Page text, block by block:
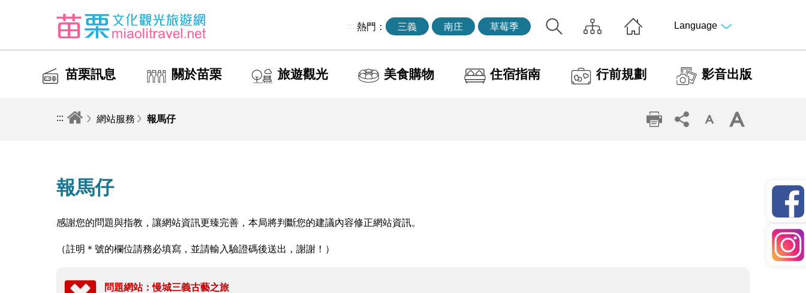
::: 熱門： 三義 南庄 草莓季 Language
苗栗訊息 關於苗栗 旅遊觀光 美食購物 住宿指南 行前規劃 影音出版
::: 網站服務 報馬仔
報馬仔
感謝您的問題與指教，讓網站資訊更臻完善，本局將判斷您的建議內容修正網站資訊。
（註明＊號的欄位請務必填寫，並請輸入驗證碼後送出，謝謝！）
問題網站：慢城三義古藝之旅